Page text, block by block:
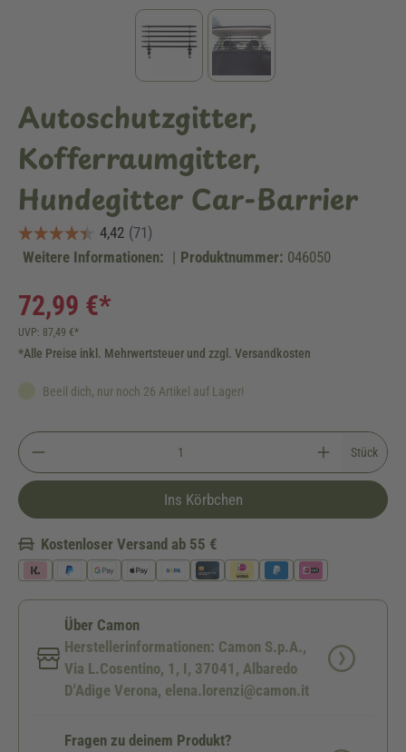
Autoschutzgitter,
Kofferraumgitter,
Hundegitter Car-Barrier
Weitere Informationen: | Produktnummer: 046050
72,99 €*
UVP: 87,49 €*
*Alle Preise inkl. Mehrwertsteuer und zzgl. Versandkosten
Beeil dich, nur noch 26 Artikel auf Lager!
Stück
Ins Körbchen
Kostenloser Versand ab 55 €
Über Camon
Herstellerinformationen: Camon S.p.A.,
Via L.Cosentino, 1, I, 37041, Albaredo
D'Adige Verona, elena.lorenzi@camon.it
Fragen zu deinem Produkt?